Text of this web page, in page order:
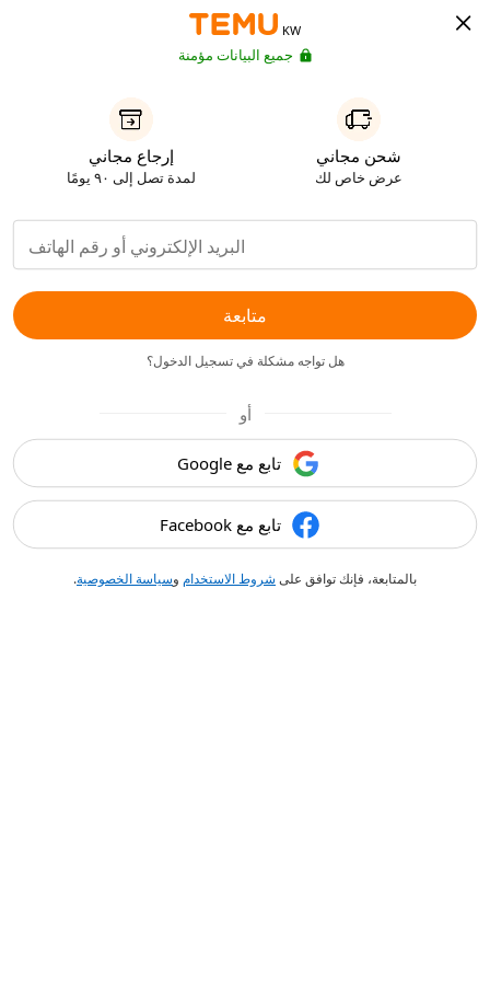
KW
جميع البيانات مؤمنة
شحن مجاني
عرض خاص لك
إرجاع مجاني
لمدة تصل إلى ٩٠ يومًا
متابعة
هل تواجه مشكلة في تسجيل الدخول؟
أو
تابع مع Google
تابع مع Facebook
بالمتابعة، فإنك توافق على شروط الاستخدام وسياسة الخصوصية.